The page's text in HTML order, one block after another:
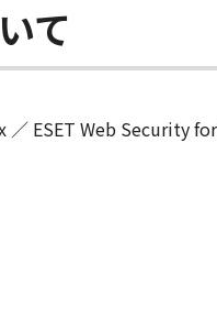
て
ESET Web Security